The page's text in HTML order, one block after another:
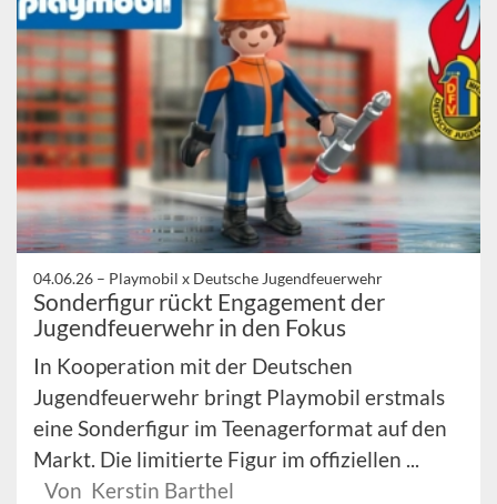
04.06.26 – Playmobil x Deutsche Jugendfeuerwehr
Sonderfigur rückt Engagement der
Jugendfeuerwehr in den Fokus
In Kooperation mit der Deutschen
Jugendfeuerwehr bringt Playmobil erstmals
eine Sonderfigur im Teenagerformat auf den
Markt. Die limitierte Figur im offiziellen ...
Von Kerstin Barthel